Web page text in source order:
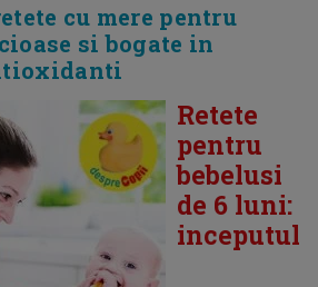
cu mere pentru
si bogate in
Retete
pentru
bebelusi
de 6 luni:
inceputul